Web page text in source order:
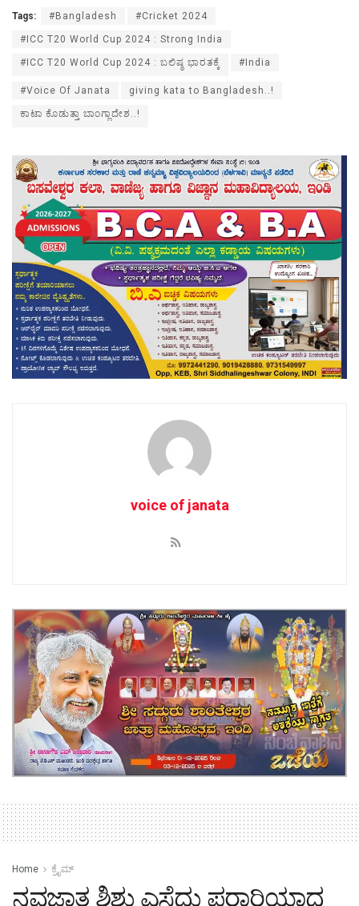
Tags: #Bangladesh #Cricket 2024
#ICC T20 World Cup 2024 : Strong India
#ICC T20 World Cup 2024 : ಬಲಿಷ್ಠ ಭಾರತಕ್ಕೆ #India
#Voice Of Janata giving kata to Bangladesh..!
ಕಾಟಾ ಕೊಡುತ್ತಾ ಬಾಂಗ್ಲಾದೇಶ..!
voice of janata
Home ಕ್ರೈಮ್‌
ನವಜಾತ‌ ಶಿಶು ಎಸೆದು ಪರಾರಿಯಾದ